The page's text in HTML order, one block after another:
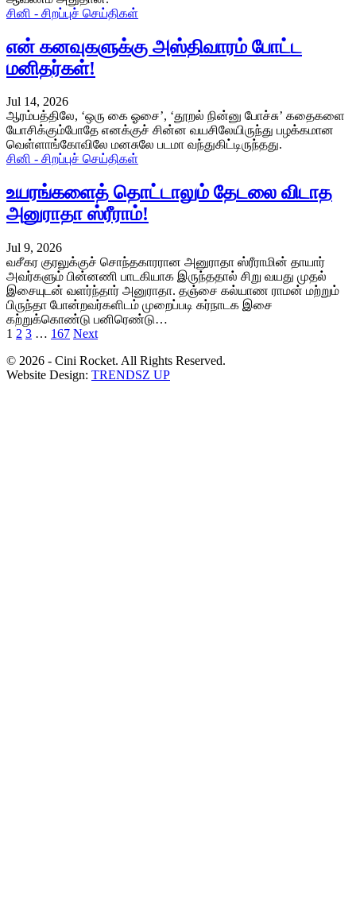
சினி - சிறப்புச் செய்திகள்
என் கனவுகளுக்கு அஸ்திவாரம் போட்ட
மனிதர்கள்!
Jul 14, 2026
ஆரம்பத்திலே, ‘ஒரு கை ஓசை’, ‘தூறல் நின்னு போச்சு’ கதைகளை
யோசிக்கும்போதே எனக்குச் சின்ன வயசிலேயிருந்து பழக்கமான
வெள்ளாங்கோவிலே மனசுலே படமா வந்துகிட்டிருந்தது.
சினி - சிறப்புச் செய்திகள்
உயரங்களைத் தொட்டாலும் தேடலை விடாத
அனுராதா ஸ்ரீராம்!
Jul 9, 2026
வசீகர குரலுக்குச் சொந்தகாரரான அனுராதா ஸ்ரீராமின் தாயார்
அவர்களும் பின்னணி பாடகியாக இருந்ததால் சிறு வயது முதல்
இசையுடன் வளர்ந்தார் அனுராதா. தஞ்சை கல்யாண ராமன் மற்றும்
பிருந்தா போன்றவர்களிடம் முறைப்படி கர்நாடக இசை
கற்றுக்கொண்டு பனிரெண்டு…
1 2 3 … 167 Next
© 2026 - Cini Rocket. All Rights Reserved.
Website Design: TRENDSZ UP